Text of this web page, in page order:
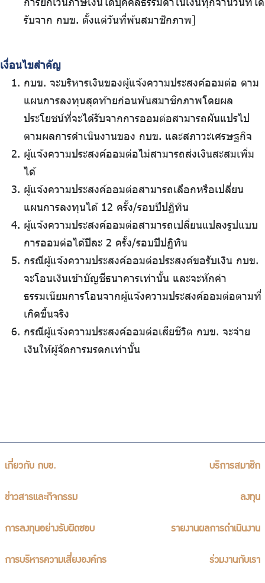
รับจาก กบข. ตั้งแต่วันที่พ้นสมาชิกภาพ]
เงื่อนไขสำคัญ
กบข. จะบริหารเงินของผู้แจ้งความประสงค์ออมต่อ ตาม
แผนการลงทุนสุดท้ายก่อนพ้นสมาชิกภาพโดยผล
ประโยชน์ที่จะได้รับจากการออมต่อสามารถผันแปรไป
ตามผลการดำเนินงานของ กบข. และสภาวะเศรษฐกิจ
ผู้แจ้งความประสงค์ออมต่อไม่สามารถส่งเงินสะสมเพิ่ม
ได้
ผู้แจ้งความประสงค์ออมต่อสามารถเลือกหรือเปลี่ยน
แผนการลงทุนได้ 12 ครั้ง/รอบปีปฏิทิน
ผู้แจ้งความประสงค์ออมต่อสามารถเปลี่ยนแปลงรูปแบบ
การออมต่อได้ปีละ 2 ครั้ง/รอบปีปฏิทิน
กรณีผู้แจ้งความประสงค์ออมต่อประสงค์ขอรับเงิน กบข.
จะโอนเงินเข้าบัญชีธนาคารเท่านั้น และจะหักค่า
ธรรมเนียมการโอนจากผู้แจ้งความประสงค์ออมต่อตามที่
เกิดขึ้นจริง
กรณีผู้แจ้งความประสงค์ออมต่อเสียชีวิต กบข. จะจ่าย
เงินให้ผู้จัดการมรดกเท่านั้น
เกี่ยวกับ กบข. บริการสมาชิก
ข่าวสารและกิจกรรม ลงทุน
การลงทุนอย่างรับผิดชอบ รายงานผลการดำเนินงาน
การบริหารความเสี่ยงองค์กร ร่วมงานกับเรา